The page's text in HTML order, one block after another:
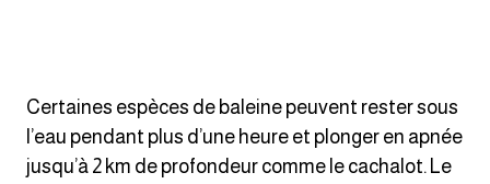
كلمات بحرف p
كلمات بحرف q
Certaines espèces de baleine peuvent rester sous
l’eau pendant plus d’une heure et plonger en apnée
jusqu’à 2 km de profondeur comme le cachalot. Le